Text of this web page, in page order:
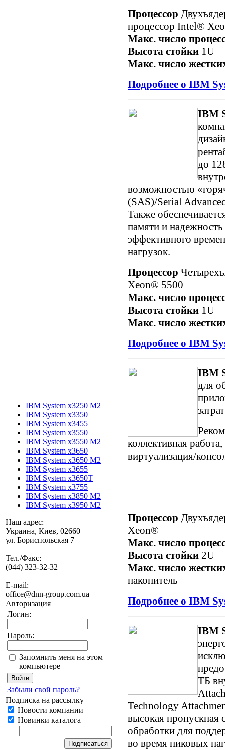
IBM System x3250 M2
IBM System x3350
IBM System x3455
IBM System x3550
IBM System x3550 M2
IBM System x3650
IBM System x3650 M2
IBM System x3655
IBM System x3650T
IBM System x3755
IBM System x3850 M2
IBM System x3950 M2
Наш адрес:
Украина, Киев, 02660
ул. Бориспольская 7
Тел./Факс:
(044) 323-32-32
E-mail:
office@dnn-group.com.ua
Авторизация
Логин:
Пароль:
Запомнить меня на этом
компьютере
Забыли свой пароль?
Подписка на рассылку
Новости компании
Новинки каталога
Процессор
процессор Intel®
Макс. число
Высота стойки 1U
Макс. число
Подробнее о IBM
IBM
до
возможностью
(SAS)/Serial
Также
памяти и
эффективного
нагрузок.
Процессор
Xeon® 5500
Макс. число
Высота стойки 1U
Макс. число
Подробнее о IBM
IBM
для
коллективная
виртуализация/
Процессор
Xeon®
Макс. число
Высота стойки 2U
Макс. число
накопитель
Подробнее о IBM
IBM
ТБ
Technology
высокая пропускная
обработки для
во время пиковых